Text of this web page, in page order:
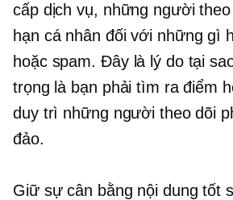
cấp dịch vụ, những người
hạn cá nhân đối với những gì
hoặc spam. Đây là lý do tại
trọng là bạn phải tìm ra điểm
duy trì những người theo dõi
đảo.
Giữ sự cân bằng nội dung tốt